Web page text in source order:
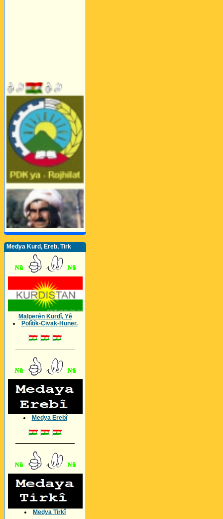
Medya Kurd, Ereb, Tirk
Malperên Kurdî, Yê
Polîtîk-Civak-Huner.
Medya Erebî
Medya Tirkî